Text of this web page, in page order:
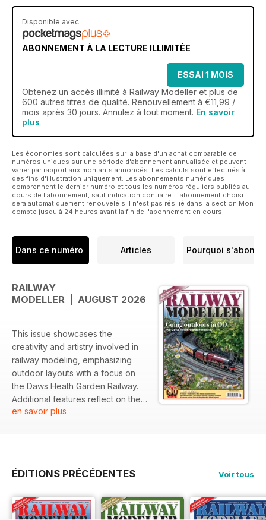
Disponible avec
ABONNEMENT À LA LECTURE ILLIMITÉE
ESSAI 1 MOIS
Obtenez un accès illimité à Railway Modeller et plus de
600 autres titres de qualité. Renouvellement à €11,99 /
mois après 30 jours. Annulez à tout moment. En savoir
plus
Les économies sont calculées sur la base d'un achat comparable de
numéros uniques sur une période d'abonnement annualisée et peuvent
varier par rapport aux montants annoncés. Les calculs sont effectués à
des fins d'illustration uniquement. Les abonnements numériques
comprennent le dernier numéro et tous les numéros réguliers publiés au
cours de l'abonnement, sauf indication contraire. L'abonnement choisi
sera automatiquement renouvelé s'il n'est pas résilié dans la section Mon
compte jusqu'à 24 heures avant la fin de l'abonnement en cours.
Dans ce numéro Articles Pourquoi
RAILWAY
MODELLER | AUGUST 2026
This issue showcases the
creativity and artistry involved in
railway modeling, emphasizing
outdoor layouts with a focus on
the Daws Heath Garden Railway.
Additional features reflect on the
history and impact of prominent
- An in-depth look at the Daws
its outdoor setup in OO scale
- A feature on the Totnes layout,
en savoir plus
ÉDITIONS PRÉCÉDENTES Voir tous